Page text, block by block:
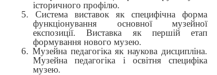
історичного профілю.
5. Система виставок як специфічна форма
функціонування основної музейної
експозиції. Виставка як першій етап
формування нового музею.
6. Музейна педагогіка як наукова дисципліна.
Музейна педагогіка і освітня специфіка
музею.